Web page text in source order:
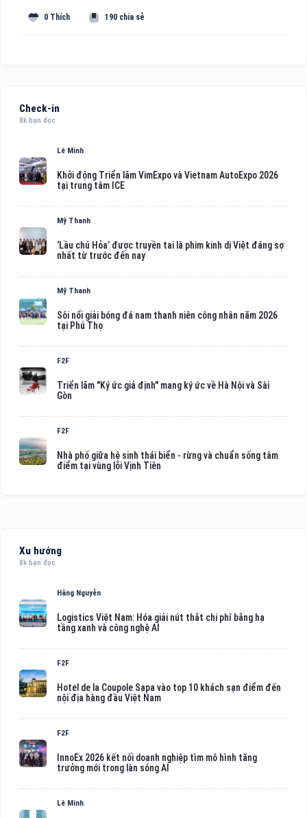
0 Thích 190 chia sẻ
Check-in
8k bạn đọc
Lê Minh
Khởi động Triển lãm VimExpo và Vietnam AutoExpo 2026
tại trung tâm ICE
Mỹ Thanh
‘Lầu chú Hỏa’ được truyền tai là phim kinh dị Việt đáng sợ
nhất từ trước đến nay
Mỹ Thanh
Sôi nổi giải bóng đá nam thanh niên công nhân năm 2026
tại Phú Thọ
F2F
Triển lãm "Ký ức giả định" mang ký ức về Hà Nội và Sài
Gòn
F2F
Nhà phố giữa hệ sinh thái biển - rừng và chuẩn sống tâm
điểm tại vùng lõi Vịnh Tiên
Xu hướng
8k bạn đọc
Hằng Nguyễn
Logistics Việt Nam: Hóa giải nút thắt chi phí bằng hạ
tầng xanh và công nghệ AI
F2F
Hotel de la Coupole Sapa vào top 10 khách sạn điểm đến
nội địa hàng đầu Việt Nam
F2F
InnoEx 2026 kết nối doanh nghiệp tìm mô hình tăng
trưởng mới trong làn sóng AI
Lê Minh